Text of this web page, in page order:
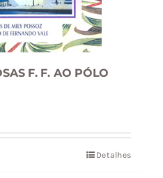
F. F. AO PÓLO
Detalhes